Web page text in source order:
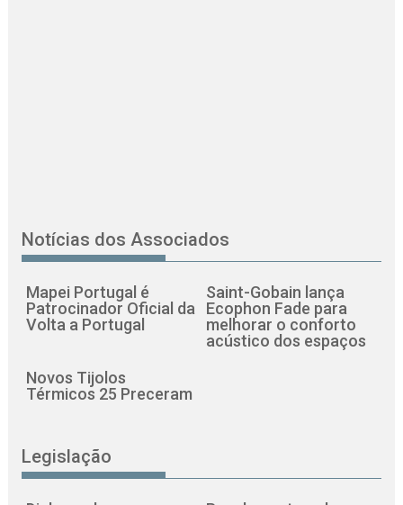
Notícias dos Associados
Mapei Portugal é
Patrocinador Oficial da
Volta a Portugal
Saint-Gobain lança
Ecophon Fade para
melhorar o conforto
acústico dos espaços
Novos Tijolos
Térmicos 25 Preceram
Legislação